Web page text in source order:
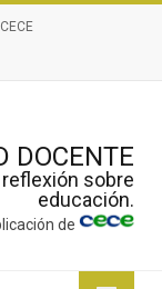
CECE
DOCENTE
sobre
educación.
de